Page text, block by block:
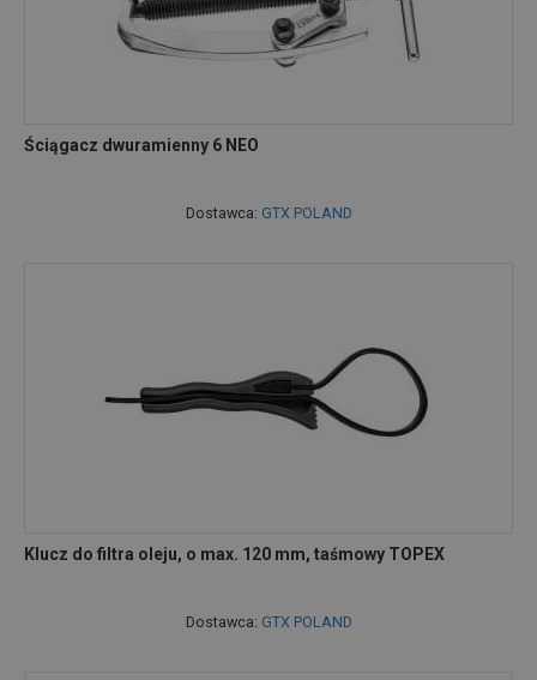
Ściągacz dwuramienny 6 NEO
Dostawca: GTX POLAND
Klucz do filtra oleju, o max. 120 mm, taśmowy TOPEX
Dostawca: GTX POLAND